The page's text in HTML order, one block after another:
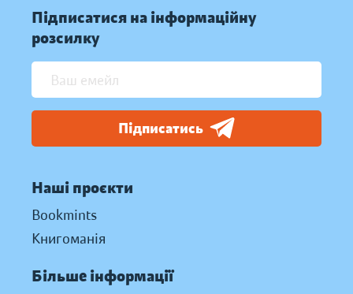
Підписатися на інформаційну
розсилку
Підписатись
Наші проєкти
Bookmints
Книгоманія
Більше інформації